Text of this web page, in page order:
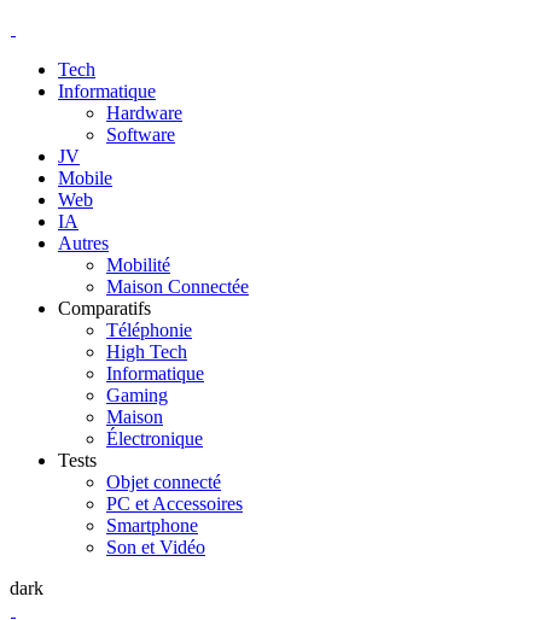
Tech
Informatique
Hardware
Software
JV
Mobile
Web
IA
Autres
Mobilité
Maison Connectée
Comparatifs
Téléphonie
High Tech
Informatique
Gaming
Maison
Électronique
Tests
Objet connecté
PC et Accessoires
Smartphone
Son et Vidéo
dark